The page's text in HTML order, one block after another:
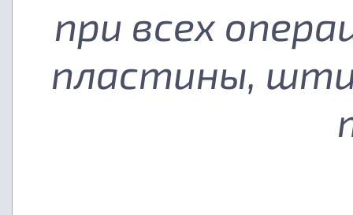
при всех
пластины,